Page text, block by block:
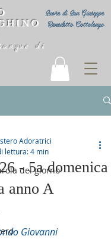
Suore di San Giuseppe
Benedetto Cottolengo
di
del giorno
- 5a domenica
anno A
Adoratrici
lettura: 4 min
stelle su 5.
Giovanni